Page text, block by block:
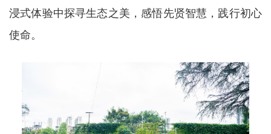
浸式体验中探寻生态之美，感悟先贤智慧，践行初心
使命。